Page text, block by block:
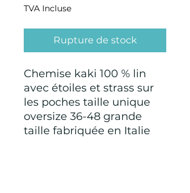
TVA Incluse
Rupture de stock
Chemise kaki 100 % lin
avec étoiles et strass sur
les poches taille unique
oversize 36-48 grande
taille fabriquée en Italie